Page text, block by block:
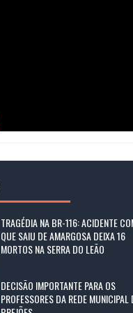
TRAGÉDIA NA BR-116: ACIDENTE
QUE SAIU DE AMARGOSA DEIXA 16
MORTOS NA SERRA DO LEÃO
DECISÃO IMPORTANTE PARA OS
PROFESSORES DA REDE MUNICIPAL